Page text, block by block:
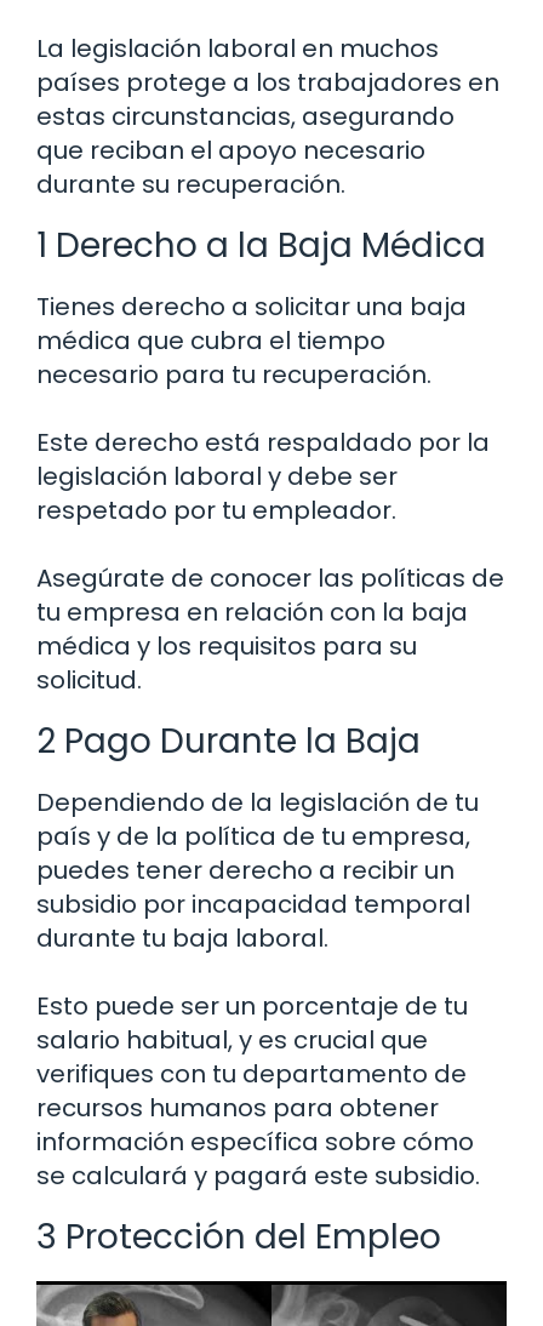
La legislación laboral en muchos
países protege a los trabajadores en
estas circunstancias, asegurando
que reciban el apoyo necesario
durante su recuperación.
1 Derecho a la Baja Médica
Tienes derecho a solicitar una baja
médica que cubra el tiempo
necesario para tu recuperación.
Este derecho está respaldado por la
legislación laboral y debe ser
respetado por tu empleador.
Asegúrate de conocer las políticas de
tu empresa en relación con la baja
médica y los requisitos para su
solicitud.
2 Pago Durante la Baja
Dependiendo de la legislación de tu
país y de la política de tu empresa,
puedes tener derecho a recibir un
subsidio por incapacidad temporal
durante tu baja laboral.
Esto puede ser un porcentaje de tu
salario habitual, y es crucial que
verifiques con tu departamento de
recursos humanos para obtener
información específica sobre cómo
se calculará y pagará este subsidio.
3 Protección del Empleo